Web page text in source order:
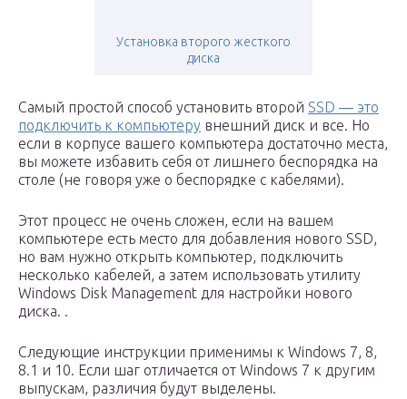
Установка второго жесткого
диска
Самый простой способ установить второй SSD — это
подключить к компьютеру внешний диск и все. Но
если в корпусе вашего компьютера достаточно места,
вы можете избавить себя от лишнего беспорядка на
столе (не говоря уже о беспорядке с кабелями).
Этот процесс не очень сложен, если на вашем
компьютере есть место для добавления нового SSD,
но вам нужно открыть компьютер, подключить
несколько кабелей, а затем использовать утилиту
Windows Disk Management для настройки нового
диска. .
Следующие инструкции применимы к Windows 7, 8,
8.1 и 10. Если шаг отличается от Windows 7 к другим
выпускам, различия будут выделены.